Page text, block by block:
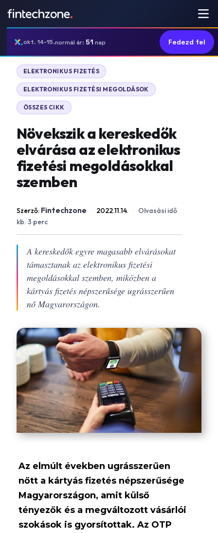
okt. 14-15.normál ár: 51 nap Fedezd fel
ELEKTRONIKUS FIZETÉS
ELEKTRONIKUS FIZETÉSI MEGOLDÁSOK
ÖSSZES CIKK
Növekszik a kereskedők
elvárása az elektronikus
fizetési megoldásokkal
szemben
Szerző: Fintechzone · 2022.11.14. · Olvasási idő
kb. 3 perc
A kereskedők egyre magasabb elvárásokat
támasztanak az elektronikus fizetési
megoldásokkal szemben, miközben a
kártyás fizetés népszerűsége ugrásszerűen
nő Magyarországon.
Az elmúlt években ugrásszerűen
nőtt a kártyás fizetés népszerűsége
Magyarországon, amit külső
tényezők és a megváltozott vásárlói
szokások is gyorsítottak. Az OTP